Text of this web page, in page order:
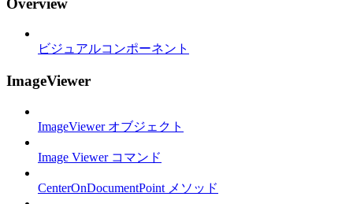
ビジュアルコンポーネント
ImageViewer
ImageViewer オブジェクト
Image Viewer コマンド
CenterOnDocumentPoint メソッド